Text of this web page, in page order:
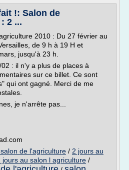
!: Salon de
2 ...
2010 : Du 27 février au
de 9 h à 19 H et
jusqu'à 23 h.
: il n'y a plus de places à
sur ce billet. Ce sont
qui ont gagné. Merci de me
je n'arrête pas...
de l'agriculture / 2 jours au
jours au salon l agriculture /